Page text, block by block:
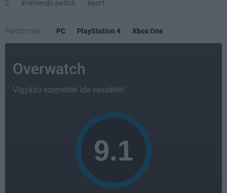
2
#nintendo switch #port
Platformok: PC PlayStation 4 Xbox One
Overwatch
Vigyázó szemetek ide vessétek!